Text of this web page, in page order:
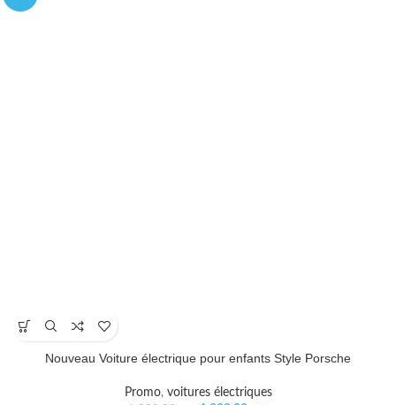
Nouveau Voiture électrique pour enfants Style Porsche
Promo, voitures électriques